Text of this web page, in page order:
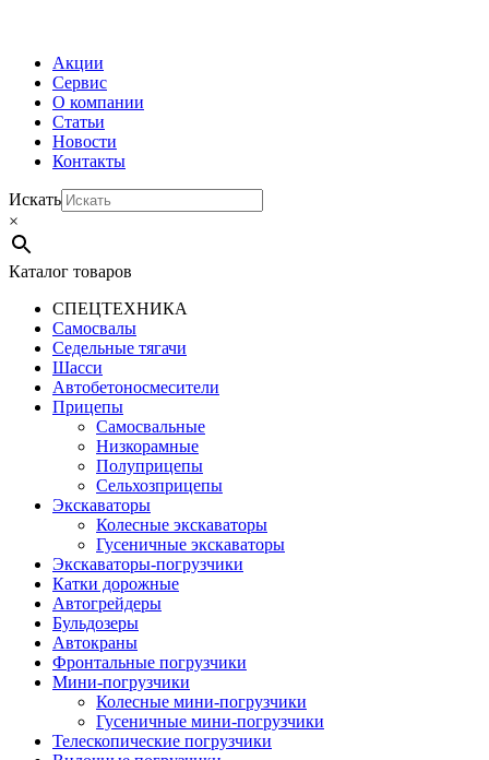
Акции
Сервис
О компании
Статьи
Новости
Контакты
Искать
×
Каталог товаров
СПЕЦТЕХНИКА
Самосвалы
Седельные тягачи
Шасси
Автобетоно­смесители
Прицепы
Самосвальные
Низкорамные
Полуприцепы
Сельхозприцепы
Экскаваторы
Колесные экскаваторы
Гусеничные экскаваторы
Экскаваторы-погрузчики
Катки дорожные
Автогрейдеры
Бульдозеры
Автокраны
Фронтальные погрузчики
Мини-погрузчики
Колесные мини-погрузчики
Гусеничные мини-погрузчики
Телескопические погрузчики